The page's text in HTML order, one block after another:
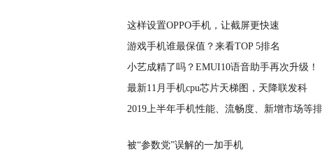
这样设置OPPO手机，让截屏更快速
游戏手机谁最保值？来看TOP 5排名
小艺成精了吗？EMUI10语音助手再次升级！
最新11月手机cpu芯片天梯图，天降联发科
2019上半年手机性能、流畅度、新增市场等排
被“参数党”误解的一加手机